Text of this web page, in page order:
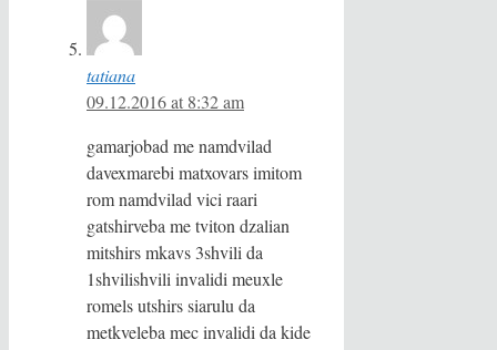
tatiana
09.12.2016 at 8:32 am
gamarjobad me namdvilad
davexmarebi matxovars imitom
rom namdvilad vici raari
gatshirveba me tviton dzalian
mitshirs mkavs 3shvili da
1shvilishvili invalidi meuxle
romels utshirs siarulu da
metkveleba mec invalidi da kide